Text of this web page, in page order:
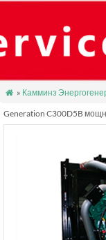
 » Камминз
Generation C300D5B